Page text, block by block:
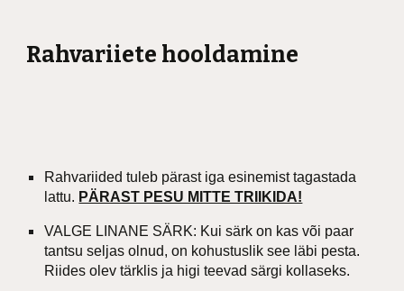
Rahvariiete hooldamine
Rahvariided tuleb pärast iga esinemist tagastada
lattu. PÄRAST PESU MITTE TRIIKIDA!
VALGE LINANE SÄRK: Kui särk on kas või paar
tantsu seljas olnud, on kohustuslik see läbi pesta.
Riides olev tärklis ja higi teevad särgi kollaseks.